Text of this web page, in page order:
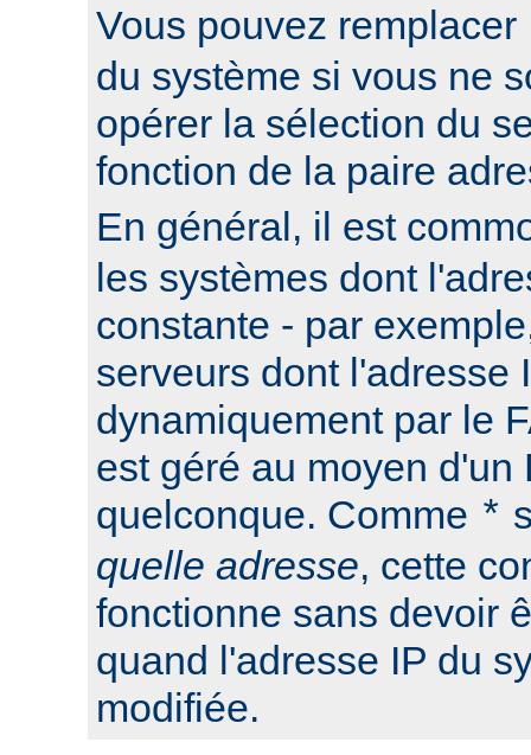
Vous pouvez remplacer
du système si vous ne
opérer la sélection du
fonction de la paire
En général, il est
les systèmes dont
constante - par
serveurs dont l'adresse
dynamiquement par le
est géré au moyen d'un
quelconque. Comme *
quelle adresse, cette
fonctionne sans devoir
quand l'adresse IP du
modifiée.